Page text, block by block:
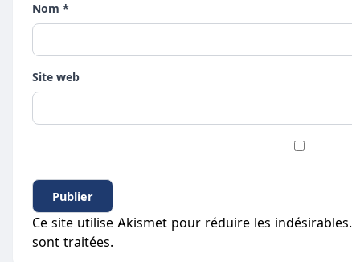
Nom *
Site web
Ce site utilise Akismet pour réduire les indésirables.
sont traitées.